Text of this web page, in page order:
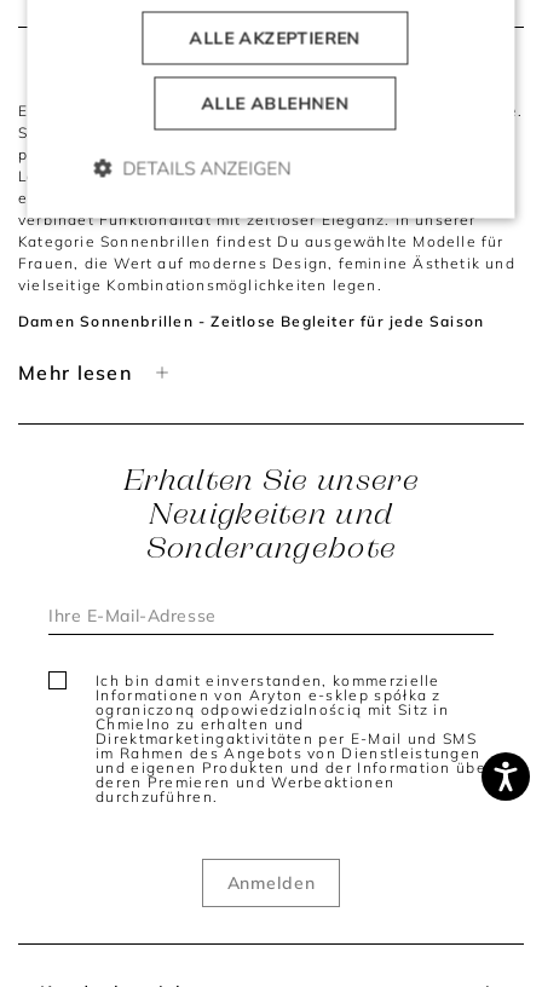
Eine Sonnenbrille ist weit mehr als ein praktisches Accessoire.
Sie verleiht jedem Outfit Charakter, unterstreicht die
persönliche Ausstrahlung und setzt stilvolle Akzente, die den
Look perfekt abrunden. Ob in der Stadt, auf Reisen oder bei
entspannten Stunden im Freien - die richtige Sonnenbrille
verbindet Funktionalität mit zeitloser Eleganz. In unserer
Kategorie Sonnenbrillen findest Du ausgewählte Modelle für
Frauen, die Wert auf modernes Design, feminine Ästhetik und
vielseitige Kombinationsmöglichkeiten legen.
Damen Sonnenbrillen - Zeitlose Begleiter für jede Saison
unterschiedlichste Outfits und verleihen ihnen eine elegante,
sommerlichen Kleidern ebenso wie mit klassischen Blazern,
Als stilvolles Accessoire begleiten Sonnenbrillen weit über die
Sommermonate hinaus. Sie setzen das ganze Jahr über
geschmackvolle Akzente und werden zu festen Bestandteilen
einer durchdachten Garderobe.
Eine Sonnenbrille Damen modern verbindet aktuelle
ausgewogene Proportionen und eine harmonische
Formgebung sorgen für eine stilvolle Optik, die sich mühelos
in unterschiedliche Looks integrieren lässt.
Besonders Frauen, die auf eine hochwertige Capsule
Wardrobe setzen, schätzen Sonnenbrillen als vielseitige
Accessoires mit langfristigem Charakter. Sie ergänzen
Sonnenbrillen als Ausdruck der Persönlichkeit
unverwechselbar machen. Eine Sonnenbrille kann die Wirkung
Mehr lesen
Erhalten Sie unsere
Neuigkeiten und
Sonderangebote
Ich bin damit einverstanden, kommerzielle
Informationen von Aryton e-sklep spółka z
ograniczoną odpowiedzialnością mit Sitz in
Chmielno zu erhalten und
Direktmarketingaktivitäten per E-Mail und SMS
im Rahmen des Angebots von Dienstleistungen
und eigenen Produkten und der Information über
deren Premieren und Werbeaktionen
durchzuführen.
ALLE AKZEPTIEREN
ALLE ABLEHNEN
DETAILS ANZEIGEN